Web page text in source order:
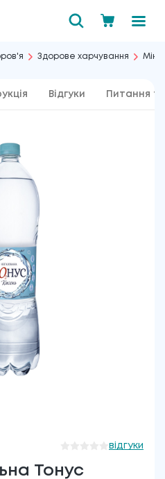
Здорове харчування
Відгуки Питання та
відгуки
Тонус